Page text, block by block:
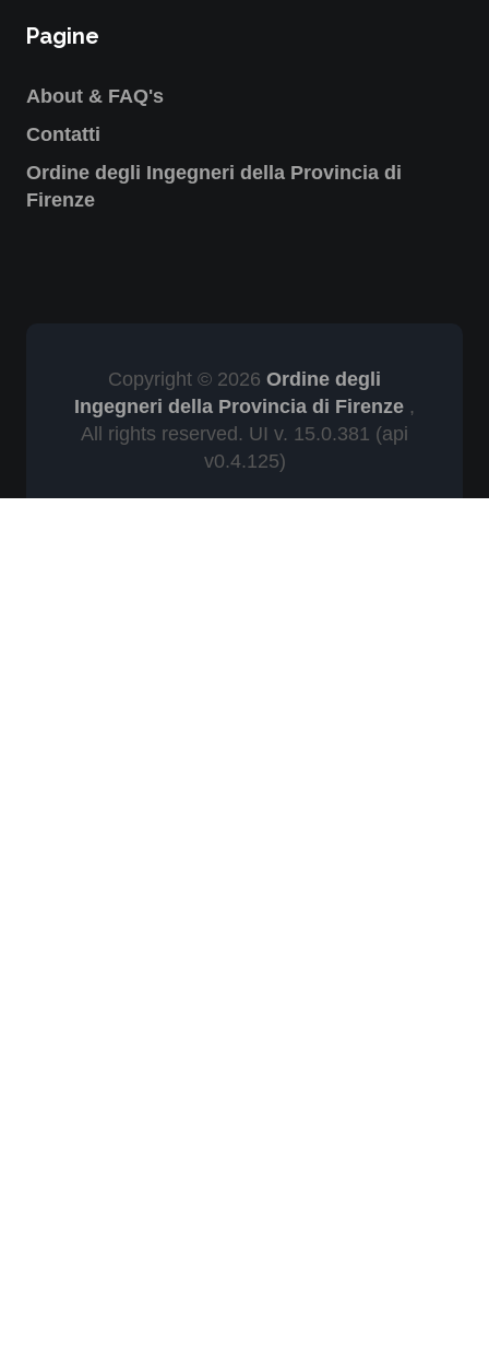
Pagine
About & FAQ's
Contatti
Ordine degli Ingegneri della Provincia di
Firenze
Copyright © 2026 Ordine degli
Ingegneri della Provincia di Firenze ,
All rights reserved. UI v. 15.0.381 (api
v0.4.125)